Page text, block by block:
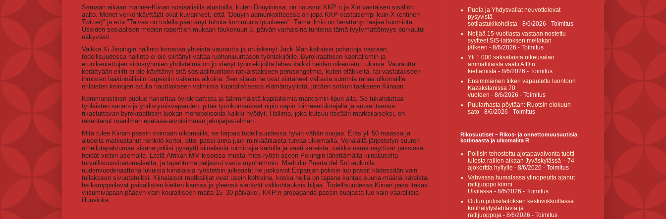
Samaan aikaan manner-Kiinan sosiaalisilla alustoilla, kuten Douyinissa, on noussut KKP:n ja Xin vastaisen sisällön
aalto. Monet verkonkäyttäjät ovat kuvanneet, että "Douyin aamunkoitteessa on jopa KKP-vastaisempi kuin X (entinen
Twitter)" ja että "Taivas on todella päättänyt tuhota kommunistipuolueen". Tämä ilmiö on herättänyt laajaa huomiota.
Useiden sosiaalisen median raporttien mukaan toukokuun 3. päivän varhaisina tunteina tämä tyytymättömyys purkautui
näkyvästi.
Vaikka Xi Jinpingin hallinto korostaa yhteistä vaurautta ja on iskenyt Jack Man kaltaisia pohattoja vastaan,
todellisuudessa hallinto ei ole siirtänyt valtaa ruohonjuuritason työntekijöille. Byrokraattisen kapitalismin ja
etuoikeutettujen sidosryhmien yhdistelmä on jo vienyt työntekijöiltä lähes kaikki heidän oikeutetut tulonsa. Vaurautta
kerättyään eliitti ei ole käyttänyt sitä sosiaalihuoltoon ratkaistakseen perusongelmia, kuten eläkkeitä, tai vastatakseen
ihmisten lääkinnällisiin tarpeisiin vaikeina aikoina. Sen sijaan he ovat siirtäneet valtavia summia rahaa ulkomaille
erilaisten keinojen avulla nauttiakseen valmiista kapitalistisesta elämäntyylistä, jättäen sotkun taakseen Kiinaan.
Kommunistinen puolue harjoittaa byrokraattista ja äärimmäistä kapitalismia marxismin lipun alla. Se tukahduttaa
työläisten sanan- ja yhdistymisvapauden, pitää työnkorvaukset nipin napin toimeentulorajalla ja antaa itsensä
rikastuttavan byrokraattisen luokan monopolisoida kaikki hyödyt. Hallinto, joka kutsuu itseään marksilaiseksi, on
rakentanut maailman epätasa-arvoisimman jakojärjestelmän.
Mitä tulee Kiinan passin voimaan ulkomailla, se tarjoaa todellisuudessa hyvin vähän suojaa. Eräs yli 50 maassa ja
alueella matkustanut henkilö kertoi, ettei passi anna juuri minkäänlaista turvaa ulkomailla. Venäjällä järjestetyn suuren
urheilutapahtuman aikana poliisi pysäytti kiinalaisia toimittajia kadulla ja vaati käteistä; vaikka nämä näyttivät passinsa,
heidät vietiin asemalle. Etelä-Afrikan MM-kisoissa musta mies ryösti aseen Pekingin lähettämältä kiinalaiselta
turvallisuusviranomaiselta, ja tapahtuma paljastui vasta myöhemmin. Madridin Puerta del Sol -aukiolla
uudenvuodenaattona lukuisia kiinalaisia ryöstettiin julkeasti; he juoksivat Espanjan poliisin luo passit kädessään vain
tullakseen sivuutetuiksi. Kiinalaiset matkailijat ovat usein kohteina, koska heillä on tapana kantaa suuria määriä käteistä,
he kamppailevat paikallisten kielten kanssa ja yleensä sietävät välikohtauksia hiljaa. Todellisuudessa Kiinan passi takaa
viisumivapaan pääsyn vain kouralliseen maita 15–30 päiväksi. KKP:n propaganda passin suojasta luo vain vaarallisia
illuusioita.
Puola ja Yhdysvallat neuvottelevat
pysyvistä
sotilastukikohdista - 8/6/2026 - Toimitus
Neljää 15-vuotiasta vastaan nostettu
syytteet SiS-laitoksen mellakan
jälkeen - 8/6/2026 - Toimitus
Yli 1 000 saksalaista oikeusalan
ammattilaista vaatii AfD:n
kieltämistä - 8/6/2026 - Toimitus
Ensimmäinen tiikeri vapautettu luontoon
Kazakstanissa 70
vuoteen - 8/6/2026 - Toimitus
Puutarhasta pöytään: Ruotsin elokuun
sato - 8/6/2026 - Toimitus
Rikosuutiset – Rikos- ja onnettomuusuutisia
kotimaasta ja ulkomailta R
Poliisin tehostettu ajotapavalvonta tuotti
tulosta rallien aikaan Jyväskylässä – 74
ajokorttia hyllylle - 8/6/2026 - Toimitus
Vahvassa humalassa ylinopeutta ajanut
rattijuoppo kiinni
Ulvilassa - 8/6/2026 - Toimitus
Oulun poliisilaitoksen keskiviikkoillassa
kotihälytystehtäviä ja
rattijuoppoja - 8/6/2026 - Toimitus